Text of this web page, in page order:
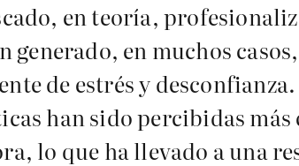
en teoría,
en muchos
de estrés y
han sido percibidas más
lo que ha llevado a una